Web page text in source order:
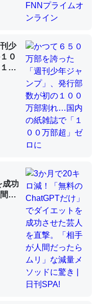
量に使う脊椎動物と貝
と殻を無くしてナメク
＝「昆虫はなぜ海にいな
たまに覗いてる。ぼ
と、Googleマップで
充電中かが分かるので
歳と僕。ITツール導入で
tayorini by LIFULL介護
少
０
０
成功
だ
き